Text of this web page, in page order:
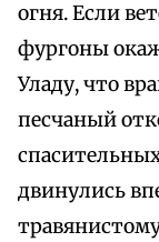
огня. Если
фургоны
Уладу, что
песчаный
двинулись